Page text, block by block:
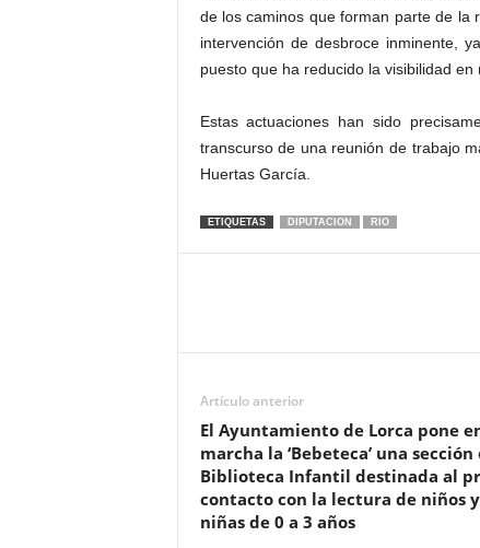
de los caminos que forman parte de la
intervención de desbroce inminente,
puesto que ha reducido la visibilidad en
Estas actuaciones han sido
transcurso de una reunión de trabajo
Huertas García.
ETIQUETAS DIPUTACION RIO
Artículo anterior
El Ayuntamiento de Lorca pone
marcha la ‘Bebeteca’ una sección
Biblioteca Infantil destinada al
contacto con la lectura de niños y
niñas de 0 a 3 años